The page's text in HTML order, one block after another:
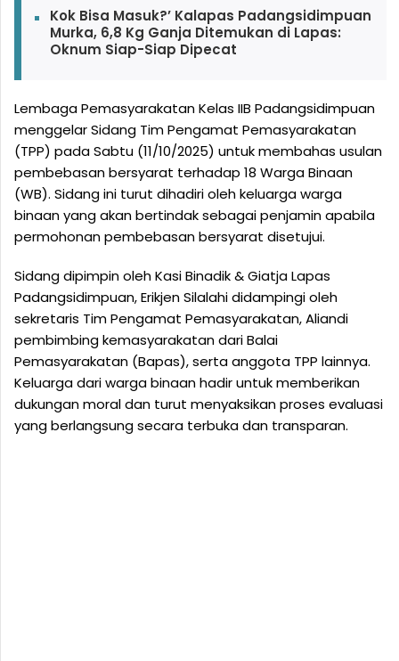
Kok Bisa Masuk?’ Kalapas Padangsidimpuan
Murka, 6,8 Kg Ganja Ditemukan di Lapas:
Oknum Siap-Siap Dipecat
Lembaga Pemasyarakatan Kelas IIB Padangsidimpuan
menggelar Sidang Tim Pengamat Pemasyarakatan
(TPP) pada Sabtu (11/10/2025) untuk membahas usulan
pembebasan bersyarat terhadap 18 Warga Binaan
(WB). Sidang ini turut dihadiri oleh keluarga warga
binaan yang akan bertindak sebagai penjamin apabila
permohonan pembebasan bersyarat disetujui.
Sidang dipimpin oleh Kasi Binadik & Giatja Lapas
Padangsidimpuan, Erikjen Silalahi didampingi oleh
sekretaris Tim Pengamat Pemasyarakatan, Aliandi
pembimbing kemasyarakatan dari Balai
Pemasyarakatan (Bapas), serta anggota TPP lainnya.
Keluarga dari warga binaan hadir untuk memberikan
dukungan moral dan turut menyaksikan proses evaluasi
yang berlangsung secara terbuka dan transparan.